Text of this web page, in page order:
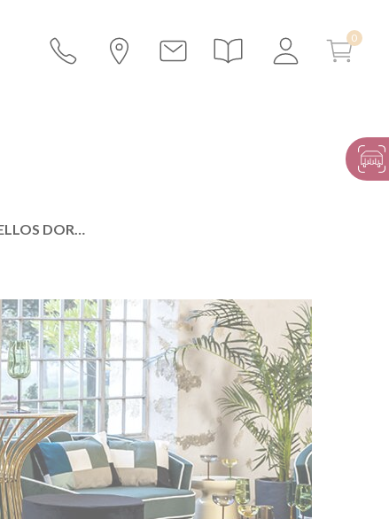
CÓCTEL CON DESTELLOS DORADOS